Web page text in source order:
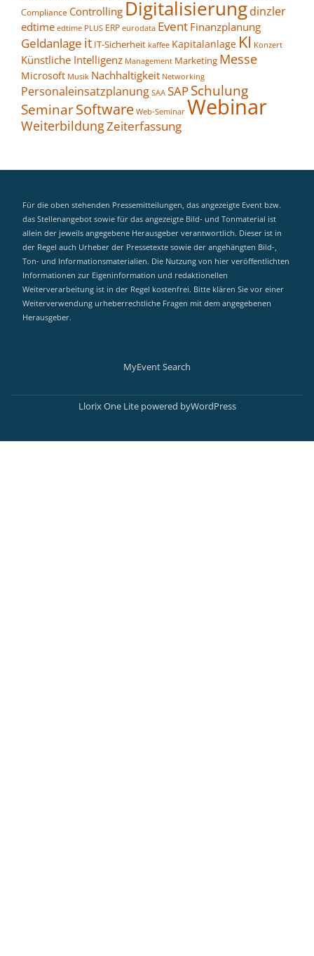
Compliance Controlling Digitalisierungdinzler
edtime edtime PLUS ERP eurodata Event Finanzplanung
Geldanlage it IT-Sicherheit kaffee Kapitalanlage KI Konzert
Künstliche Intelligenz Management Marketing Messe
Microsoft Musik Nachhaltigkeit Networking
Personaleinsatzplanung SAA SAPSchulung
SeminarSoftware Web-Seminar Webinar
WeiterbildungZeiterfassung
Für die oben stehenden Pressemitteilungen, das angezeigte Event bzw.
das Stellenangebot sowie für das angezeigte Bild- und Tonmaterial ist
allein der jeweils angegebene Herausgeber verantwortlich. Dieser ist in
der Regel auch Urheber der Pressetexte sowie der angehängten Bild-,
Ton- und Informationsmaterialien. Die Nutzung von hier veröffentlichten
Informationen zur Eigeninformation und redaktionellen
Weiterverarbeitung ist in der Regel kostenfrei. Bitte klären Sie vor einer
Weiterverwendung urheberrechtliche Fragen mit dem angegebenen
Herausgeber.
MyEvent Search
Secondary
Llorix One Lite powered byWordPress